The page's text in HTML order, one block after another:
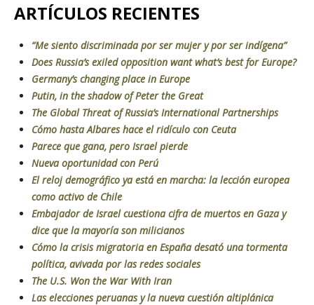
ARTÍCULOS RECIENTES
“Me siento discriminada por ser mujer y por ser indígena”
Does Russia’s exiled opposition want what’s best for Europe?
Germany’s changing place in Europe
Putin, in the shadow of Peter the Great
The Global Threat of Russia’s International Partnerships
Cómo hasta Albares hace el ridículo con Ceuta
Parece que gana, pero Israel pierde
Nueva oportunidad con Perú
El reloj demográfico ya está en marcha: la lección europea
como activo de Chile
Embajador de Israel cuestiona cifra de muertos en Gaza y
dice que la mayoría son milicianos
Cómo la crisis migratoria en España desató una tormenta
política, avivada por las redes sociales
The U.S. Won the War With Iran
Las elecciones peruanas y la nueva cuestión altiplánica